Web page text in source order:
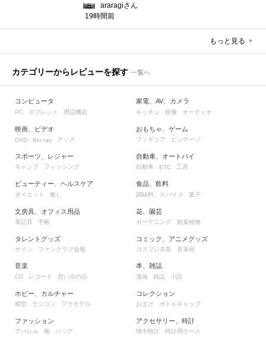
araragiさん
19時間前
もっと見る
カテゴリーからレビューを探す 一覧へ
コンピュータ
PC タブレット 周辺機器
映画、ビデオ
DVD Blu-ray グッズ
スポーツ、レジャー
キャンプ フィッシング
ビューティー、ヘルスケア
ダイエット 癒し
文房具、オフィス用品
筆記具 手帳
タレントグッズ
サイン ファンクラブ会報
家電、AV、カメラ
キッチン 映像 オーディオ
おもちゃ、ゲーム
フィギュア ビンテージ
自動車、オートバイ
自動車 ETC 工具
食品、飲料
調味料、スパイス 菓子
花、園芸
ガーデニング 観葉植物
コミック、アニメグッズ
コスプレ衣装 直筆画
音楽
CD レコード 思い出の品
ホビー、カルチャー
模型 ラジコン プラモデル
ファッション
アパレル 靴 バッグ
本、雑誌
漫画 雑誌 小説
コレクション
おまけ ボトルキャップ
アクセサリー、時計
懐中時計 時計用ケース